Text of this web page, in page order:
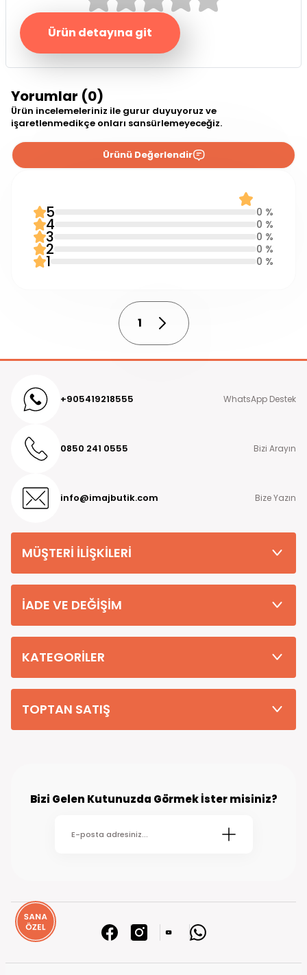
Ürün detayına git
Yorumlar (0)
Ürün incelemeleriniz ile gurur duyuyoruz ve
işaretlenmedikçe onları sansürlemeyeceğiz.
1
Ürünü Değerlendir
5 0 %
4 0 %
3 0 %
2 0 %
1 0 %
+905419218555 WhatsApp Destek
0850 241 0555 Bizi Arayın
info@imajbutik.com Bize Yazın
MÜŞTERİ İLİŞKİLERİ
İADE VE DEĞİŞİM
KATEGORİLER
TOPTAN SATIŞ
Bizi Gelen Kutunuzda Görmek İster misiniz?